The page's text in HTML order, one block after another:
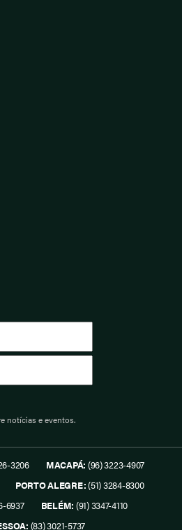
notícias e eventos.
3206 MACAPÁ: (96) 3223-4907
PORTO ALEGRE:(51) 3284-8300
6937 BELÉM: (91) 3347-4110
(83) 3021-5737